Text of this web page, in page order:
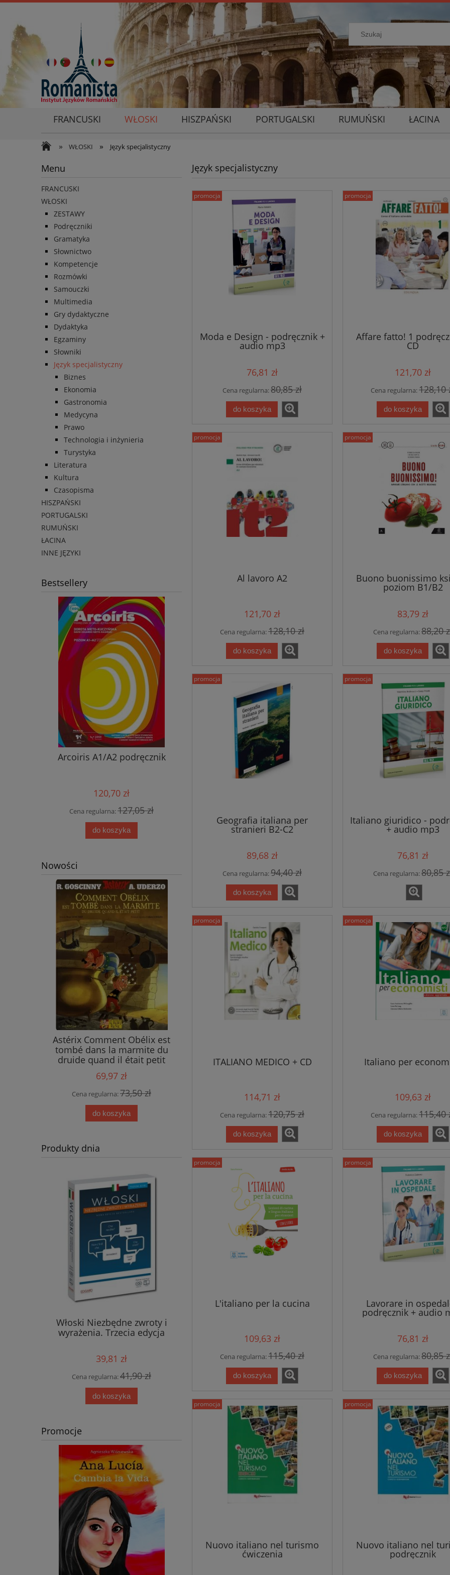
FRANCUSKI WŁOSKI HISZPAŃSKI PORTUGALSKI RUMUŃSKI ŁACINA
» WŁOSKI » Język specjalistyczny
Menu
FRANCUSKI
WŁOSKI
ZESTAWY
Podręczniki
Gramatyka
Słownictwo
Kompetencje
Rozmówki
Samouczki
Multimedia
Gry dydaktyczne
Dydaktyka
Egzaminy
Słowniki
Język specjalistyczny
Biznes
Ekonomia
Gastronomia
Medycyna
Prawo
Technologia i inżynieria
Turystyka
Literatura
Kultura
Czasopisma
HISZPAŃSKI
PORTUGALSKI
RUMUŃSKI
ŁACINA
INNE JĘZYKI
Bestsellery
Arcoiris A1/A2 podręcznik
120,70 zł
Cena regularna:127,05 zł
do koszyka
Nowy język francuski łatwo i
przyjemnie samouczek A1-B2 +
audio online Assimil
do koszyka
Spazio italia 1 podręcznik +
ćwiczenia + DVD
do koszyka
Nowości
Astérix Comment Obélix est
tombé dans la marmite du
druide quand il était petit
69,97 zł
Cena regularna:73,50 zł
do koszyka
Produkty dnia
Włoski Niezbędne zwroty i
wyrażenia. Trzecia edycja
39,81 zł
Cena regularna:41,90 zł
do koszyka
wyrażenia. Trzecia edycja
39,81 zł
Cena regularna:41,90 zł
tematyczne A2-B2 (wydanie 2)
39,81 zł
Cena regularna:41,90 zł
Promocje
Język specjalistyczny
Moda e Design - podręcznik +
audio mp3
76,81 zł
Cena regularna:80,85 zł
do koszyka
promocja
Affare fatto! 1
CD
121,70 zł
Cena regularna:128,10
do koszyka
promocja
Al lavoro A2
121,70 zł
Cena regularna:128,10 zł
do koszyka
promocja
Buono buonissimo
poziom B1/B2
83,79 zł
Cena regularna:88,20
do koszyka
promocja
Geografia italiana per
stranieri B2-C2
89,68 zł
Cena regularna:94,40 zł
do koszyka
promocja
Italiano giuridico -
+ audio mp3
76,81 zł
Cena regularna:80,85
promocja
ITALIANO MEDICO + CD
114,71 zł
Cena regularna:120,75 zł
do koszyka
promocja
Italiano per
109,63 zł
Cena regularna:115,40
do koszyka
promocja
L'italiano per la cucina
109,63 zł
Cena regularna:115,40 zł
do koszyka
promocja
Lavorare in
podręcznik + audio
76,81 zł
Cena regularna:80,85
do koszyka
promocja
Nuovo italiano nel turismo
ćwiczenia
promocja
Nuovo italiano nel
podręcznik
promocja